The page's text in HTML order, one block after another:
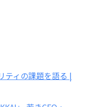
ティの課題を語る |